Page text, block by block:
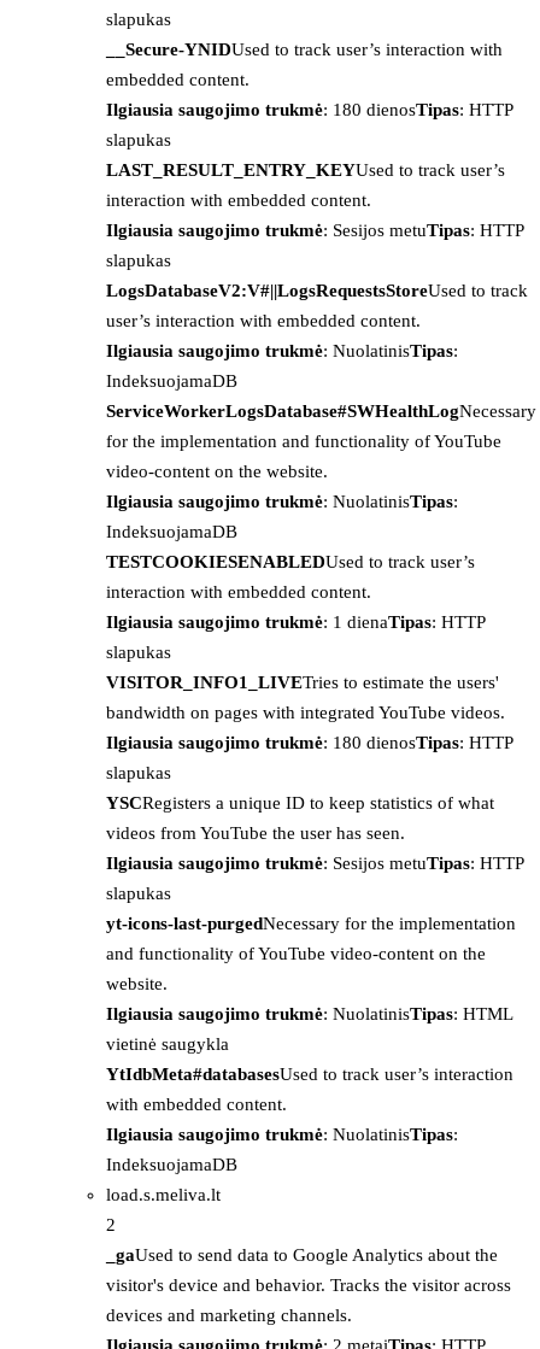
slapukas
__Secure-YNIDUsed to track user’s interaction with
embedded content.
Ilgiausia saugojimo trukmė: 180 dienosTipas: HTTP
slapukas
LAST_RESULT_ENTRY_KEYUsed to track user’s
interaction with embedded content.
Ilgiausia saugojimo trukmė: Sesijos metuTipas: HTTP
slapukas
LogsDatabaseV2:V#||LogsRequestsStoreUsed to track
user’s interaction with embedded content.
Ilgiausia saugojimo trukmė: NuolatinisTipas:
IndeksuojamaDB
ServiceWorkerLogsDatabase#SWHealthLogNecessary
for the implementation and functionality of YouTube
video-content on the website.
Ilgiausia saugojimo trukmė: NuolatinisTipas:
IndeksuojamaDB
TESTCOOKIESENABLEDUsed to track user’s
interaction with embedded content.
Ilgiausia saugojimo trukmė: 1 dienaTipas: HTTP
slapukas
VISITOR_INFO1_LIVETries to estimate the users'
bandwidth on pages with integrated YouTube videos.
Ilgiausia saugojimo trukmė: 180 dienosTipas: HTTP
slapukas
YSCRegisters a unique ID to keep statistics of what
videos from YouTube the user has seen.
Ilgiausia saugojimo trukmė: Sesijos metuTipas: HTTP
slapukas
yt-icons-last-purgedNecessary for the implementation
and functionality of YouTube video-content on the
website.
Ilgiausia saugojimo trukmė: NuolatinisTipas: HTML
vietinė saugykla
YtIdbMeta#databasesUsed to track user’s interaction
with embedded content.
Ilgiausia saugojimo trukmė: NuolatinisTipas:
IndeksuojamaDB
load.s.meliva.lt
2
_gaUsed to send data to Google Analytics about the
visitor's device and behavior. Tracks the visitor across
devices and marketing channels.
Ilgiausia saugojimo trukmė: 2 metaiTipas: HTTP